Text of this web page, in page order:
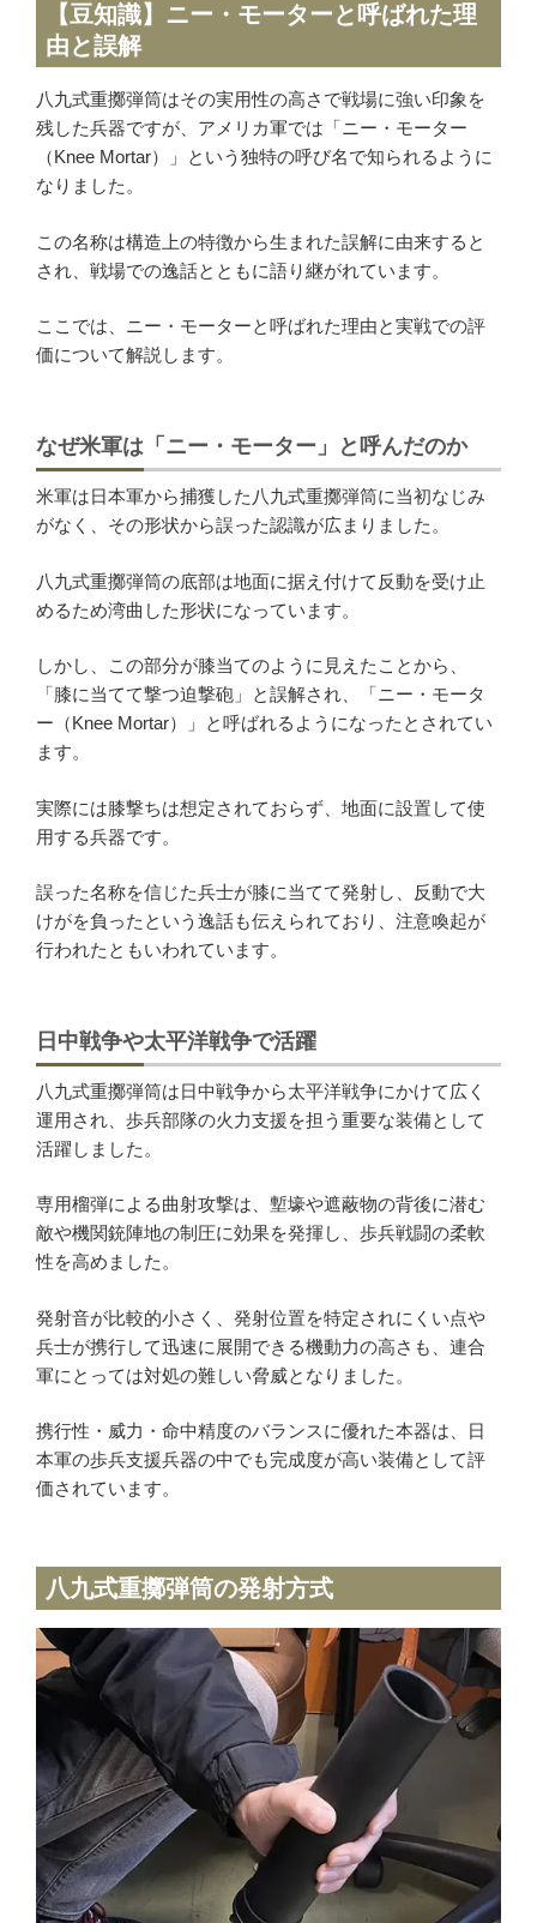
【豆知識】ニー・モーターと呼ばれた理
由と誤解
八九式重擲弾筒はその実用性の高さで戦場に強い印象を
残した兵器ですが、アメリカ軍では「ニー・モーター
（Knee Mortar）」という独特の呼び名で知られるように
なりました。
この名称は構造上の特徴から生まれた誤解に由来すると
され、戦場での逸話とともに語り継がれています。
ここでは、ニー・モーターと呼ばれた理由と実戦での評
価について解説します。
なぜ米軍は「ニー・モーター」と呼んだのか
米軍は日本軍から捕獲した八九式重擲弾筒に当初なじみ
がなく、その形状から誤った認識が広まりました。
八九式重擲弾筒の底部は地面に据え付けて反動を受け止
めるため湾曲した形状になっています。
しかし、この部分が膝当てのように見えたことから、
「膝に当てて撃つ迫撃砲」と誤解され、「ニー・モータ
ー（Knee Mortar）」と呼ばれるようになったとされてい
ます。
実際には膝撃ちは想定されておらず、地面に設置して使
用する兵器です。
誤った名称を信じた兵士が膝に当てて発射し、反動で大
けがを負ったという逸話も伝えられており、注意喚起が
行われたともいわれています。
日中戦争や太平洋戦争で活躍
八九式重擲弾筒は日中戦争から太平洋戦争にかけて広く
運用され、歩兵部隊の火力支援を担う重要な装備として
活躍しました。
専用榴弾による曲射攻撃は、塹壕や遮蔽物の背後に潜む
敵や機関銃陣地の制圧に効果を発揮し、歩兵戦闘の柔軟
性を高めました。
発射音が比較的小さく、発射位置を特定されにくい点や
兵士が携行して迅速に展開できる機動力の高さも、連合
軍にとっては対処の難しい脅威となりました。
携行性・威力・命中精度のバランスに優れた本器は、日
本軍の歩兵支援兵器の中でも完成度が高い装備として評
価されています。
八九式重擲弾筒の発射方式